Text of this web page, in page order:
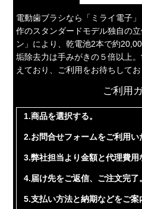
電動歯ブラシなら「ミライ電子
作のスタンダードモデル独自の
ン」により、乾電池2本で約
垢除去力は手みがきの５倍以上
えており、ご利用をお待ちしてお
ご利用
1.商品を選択する。
2.お問合せフォームをご利用い
3.弊社担当より金額と代理費用
4.届け先をご返信、ご注文完了。
5.支払い方法と納期などをご案